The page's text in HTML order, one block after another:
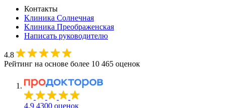
Контакты
Клиника Солнечная
Клиника Преображенская
Написать руководителю
4.8
Рейтинг на основе более 10 465 оценок
4.9 4300 оценок